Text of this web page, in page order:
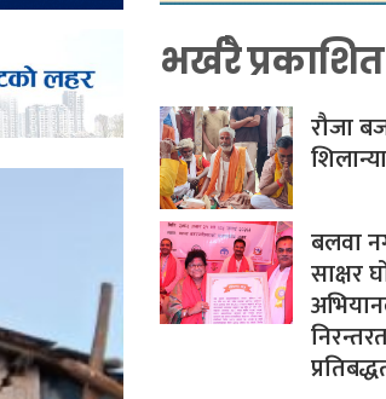
भर्खरै प्रकाशित
रौजा
बलवा
साक्षर